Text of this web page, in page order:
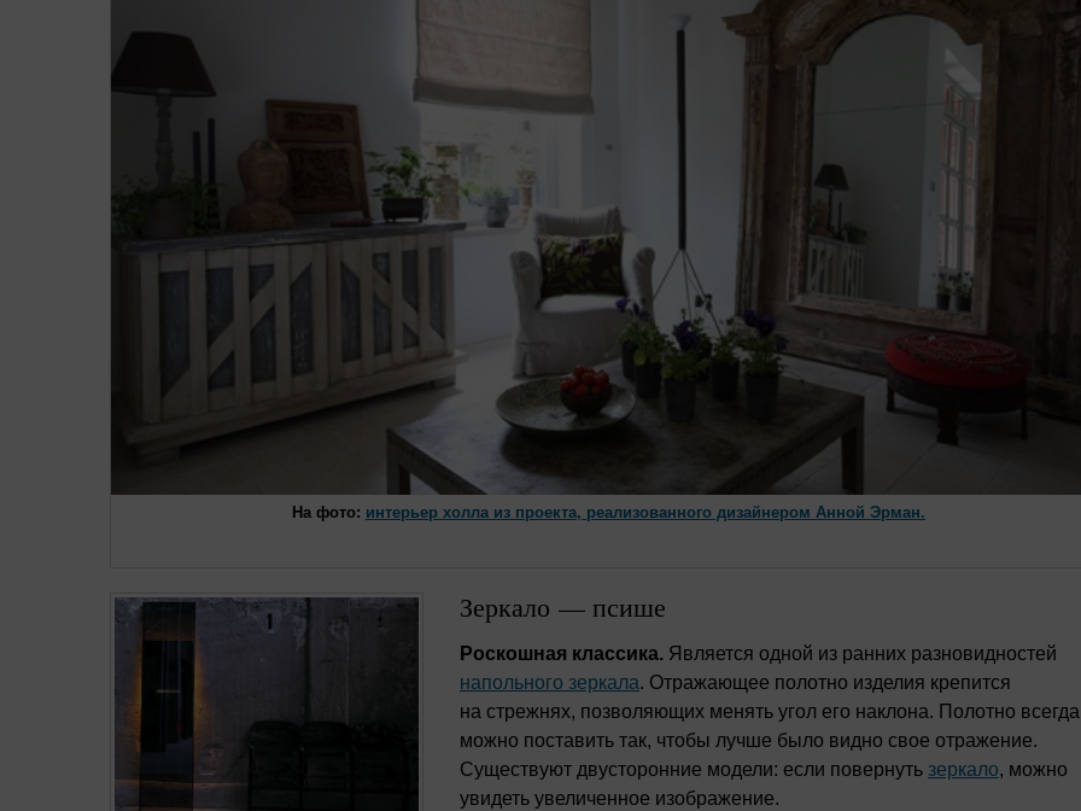
На фото: интерьер холла из проекта, реализованного дизайнером Анной Эрман.
Зеркало — псише
Роскошная классика. Является одной из ранних разновидностей
напольного зеркала. Отражающее полотно изделия крепится
на стрежнях, позволяющих менять угол его наклона. Полотно всегда
можно поставить так, чтобы лучше было видно свое отражение.
Существуют двусторонние модели: если повернуть зеркало, можно
увидеть увеличенное изображение.